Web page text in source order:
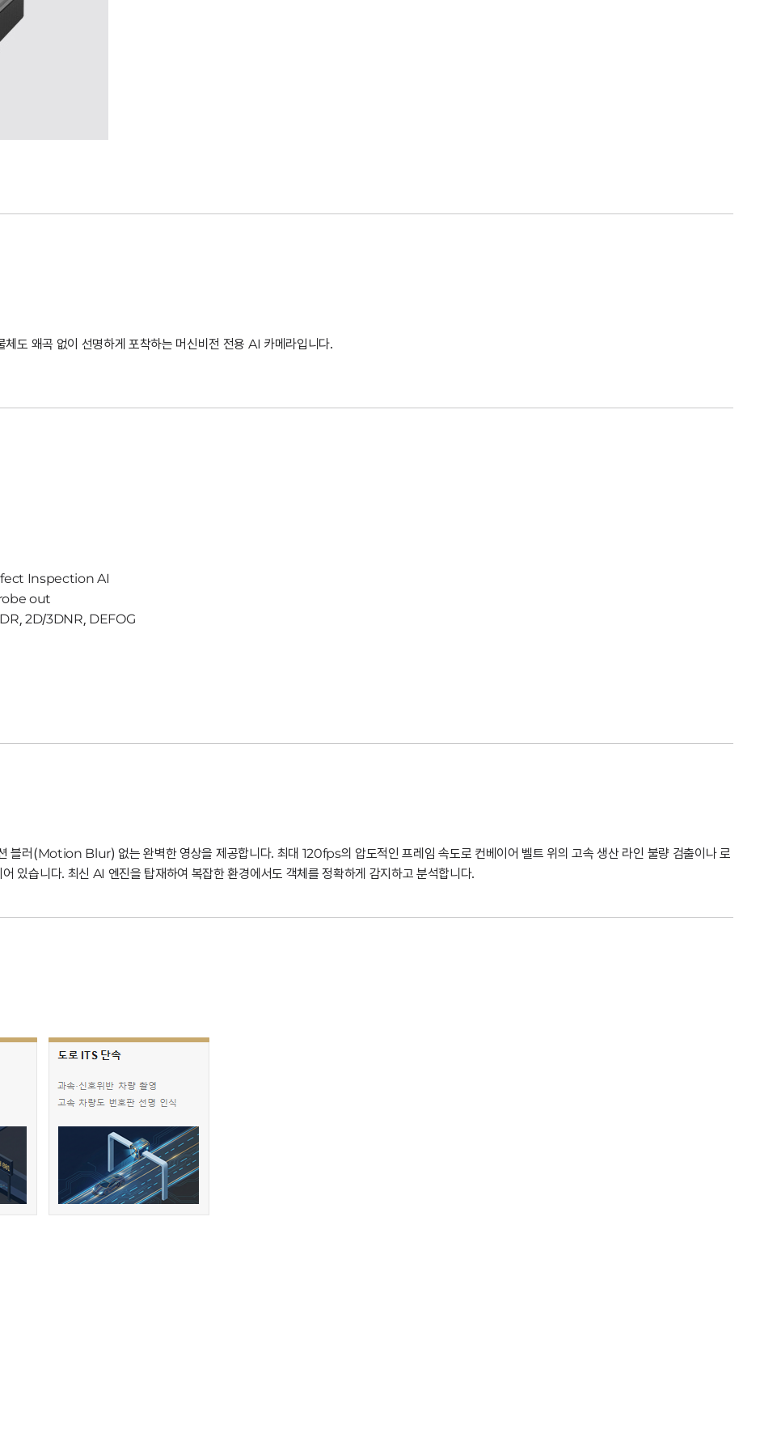
도 왜곡 없이 선명하게 포착하는 머신비전 전용 AI 카메라입니다.
Inspection AI
out
2D/3DNR, DEFOG
블러(Motion Blur) 없는 완벽한 영상을 제공합니다. 최대 120fps의 압도적인 프레임 속도로 컨베이어 벨트 위의 고속 생산 라인 불량 검출이나 로
있습니다. 최신 AI 엔진을 탑재하여 복잡한 환경에서도 객체를 정확하게 감지하고 분석합니다.